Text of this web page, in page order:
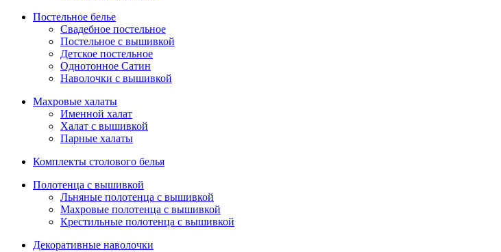
Постельное белье
Свадебное постельное
Постельное с вышивкой
Детское постельное
Однотонное Сатин
Наволочки с вышивкой
Махровые халаты
Именной халат
Халат с вышивкой
Парные халаты
Комплекты столового белья
Полотенца с вышивкой
Льняные полотенца с вышивкой
Махровые полотенца с вышивкой
Крестильные полотенца с вышивкой
Декоративные наволочки